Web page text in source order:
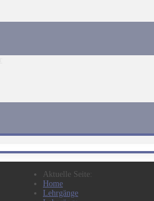
Aktuelle Seite:
Home
Lehrgänge